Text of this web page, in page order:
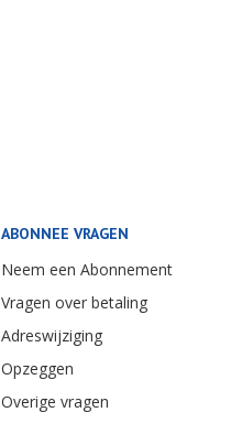
ABONNEE VRAGEN
Neem een Abonnement
Vragen over betaling
Adreswijziging
Opzeggen
Overige vragen